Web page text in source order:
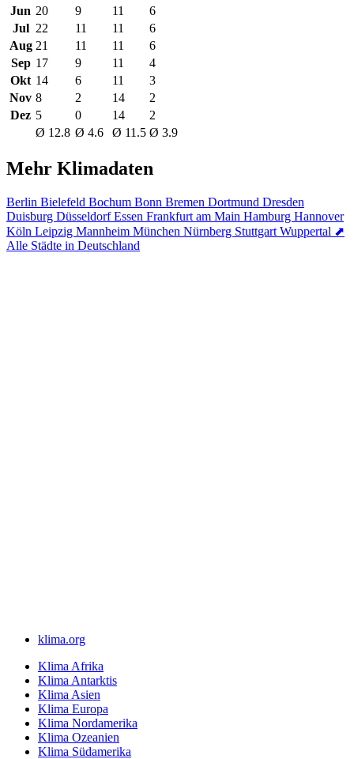
Jun 20 9 11
6
Jul 22 11 11
6
Aug 21 11 11
6
Sep 17 9 11
4
Okt 14 6 11
3
Nov 8 2 14
2
Dez 5 0 14
2
Ø 12.8 Ø 4.6 Ø 11.5 Ø 3.9
Mehr Klimadaten
Berlin Bielefeld Bochum Bonn Bremen Dortmund Dresden
Duisburg DüsseldorfEssen Frankfurt am Main Hamburg Hannover
Köln Leipzig Mannheim München Nürnberg Stuttgart Wuppertal ⬈
Alle Städte in Deutschland
klima.org
Klima Afrika
Klima Antarktis
Klima Asien
Klima Europa
Klima Nordamerika
Klima Ozeanien
Klima Südamerika